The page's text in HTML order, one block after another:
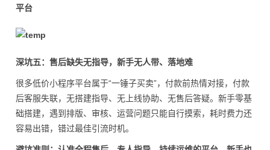
平台
深坑五：售后缺失无指导，新手无人带、落地难
很多低价小程序平台属于“一锤子买卖”，付款前热情对接，付款
后客服失联，无搭建指导、无上线协助、无售后答疑。新手零基
础搭建，遇到排版、审核、运营问题只能自行摸索，耗时费力还
容易出错，错过最佳引流时机。